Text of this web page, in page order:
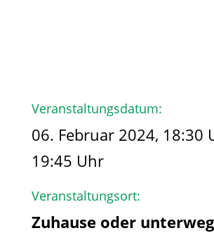
Veranstaltungsdatum:
06. Februar 2024, 18:30
19:45 Uhr
Veranstaltungsort:
Zuhause oder